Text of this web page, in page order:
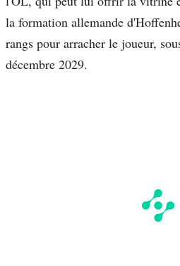
la formation allemande
rangs pour arracher le joueur,
décembre 2029.